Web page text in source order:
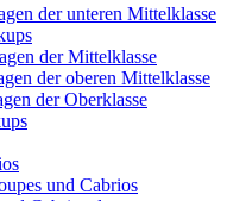
der unteren Mittelklasse
der Mittelklasse
der oberen Mittelklasse
der Oberklasse
und Cabrios